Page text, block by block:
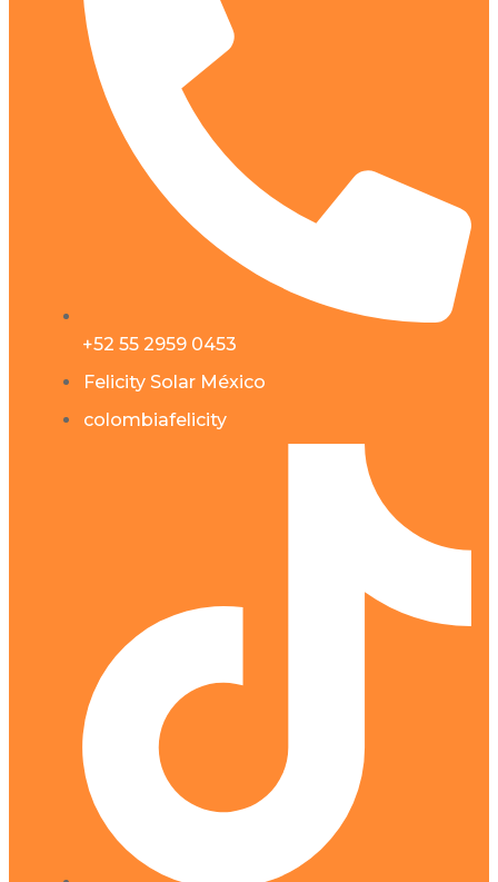
+52 55 2959 0453
Felicity Solar México
colombiafelicity